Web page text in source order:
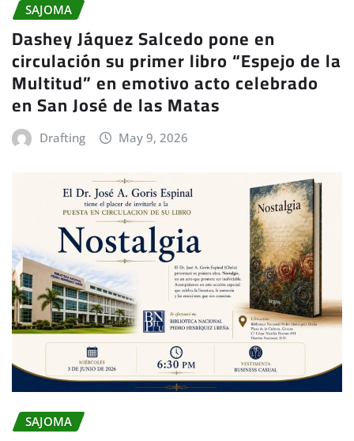
SAJOMA
Dashey Jáquez Salcedo pone en
circulación su primer libro “Espejo de la
Multitud” en emotivo acto celebrado
en San José de las Matas
Drafting May 9, 2026
SAJOMA